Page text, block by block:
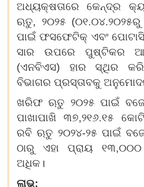
ଅଧ୍ୟକ୍ଷତାରେ କେନ୍ଦ୍ର
ଋତୁ, ୨୦୨୫ (
ପାଇଁ ଫସଫେଟିକ୍ ଏବଂ
ସାର ଉପରେ ପୁଷ୍ଟିକର
(ଏନବିଏସ) ହାର ସ୍ଥିର
ବିଭାଗର ପ୍ରସ୍ତାବକୁ
ଖରିଫ ଋତୁ ୨୦୨୫ପାଇଁ
ପାଖାପାଖି୩୭,୨୧୬.୧୫
ରବି ଋତୁ ୨୦୨୪-୨୫ପାଇଁ
ଠାରୁ ଏହା ପ୍ରାୟ ୧୩,୦୦୦
ଅଧିକ।
ଲାଭ: